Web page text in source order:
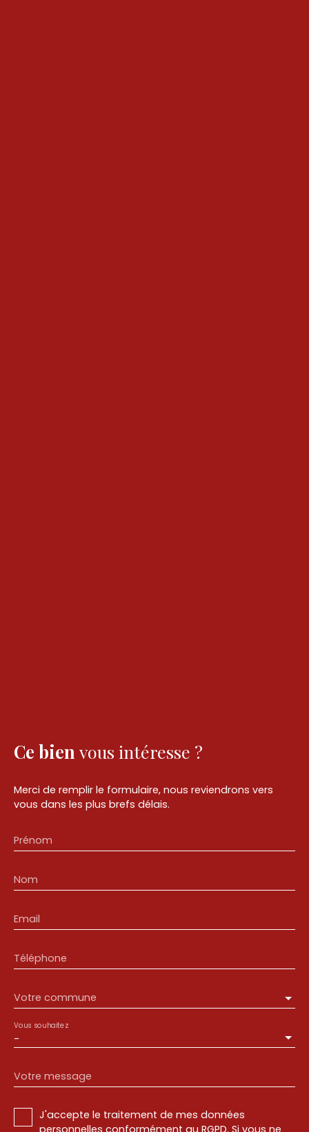
Ce bien vous intéresse ?
Merci de remplir le formulaire, nous reviendrons vers
vous dans les plus brefs délais.
Prénom
Nom
Email
Téléphone
Votre commune
-
Vous souhaitez
Votre message
J'accepte le traitement de mes données